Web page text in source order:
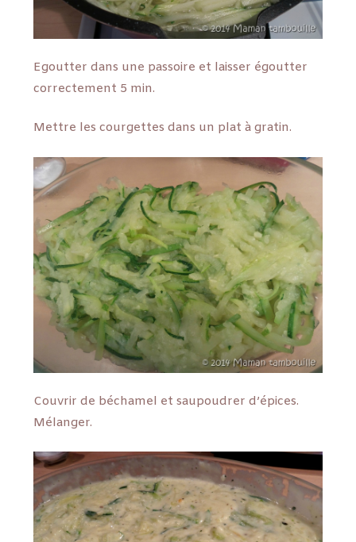
Egoutter dans une passoire et laisser égoutter
correctement 5 min.
Mettre les courgettes dans un plat à gratin.
Couvrir de béchamel et saupoudrer d’épices.
Mélanger.